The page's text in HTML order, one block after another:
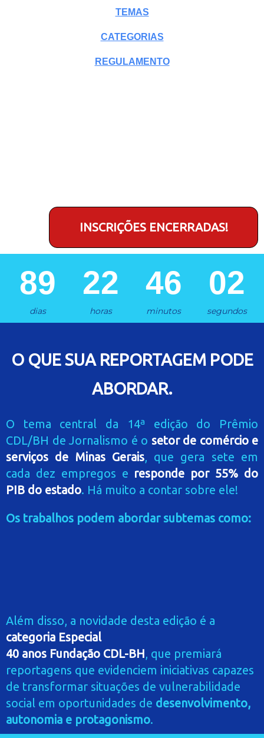
TEMAS
CATEGORIAS
REGULAMENTO
INSCRIÇÕES ENCERRADAS!
89
dias
22
horas
46
minutos
02
segundos
O QUE SUA REPORTAGEM PODE
ABORDAR.
O tema central da 14ª edição do Prêmio
CDL/BH de Jornalismo é o setor de comércio e
serviços de Minas Gerais, que gera sete em
cada dez empregos e responde por 55% do
PIB do estado. Há muito a contar sobre ele!
Os trabalhos podem abordar subtemas como:
Além disso, a novidade desta edição é a
categoria Especial
40 anos Fundação CDL-BH, que premiará
reportagens que evidenciem iniciativas capazes
de transformar situações de vulnerabilidade
social em oportunidades de desenvolvimento,
autonomia e protagonismo.